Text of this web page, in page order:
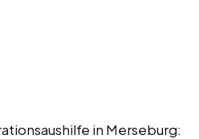
in Merseburg: